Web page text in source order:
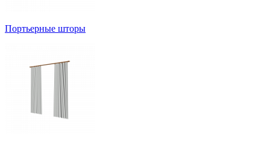
Портьерные шторы